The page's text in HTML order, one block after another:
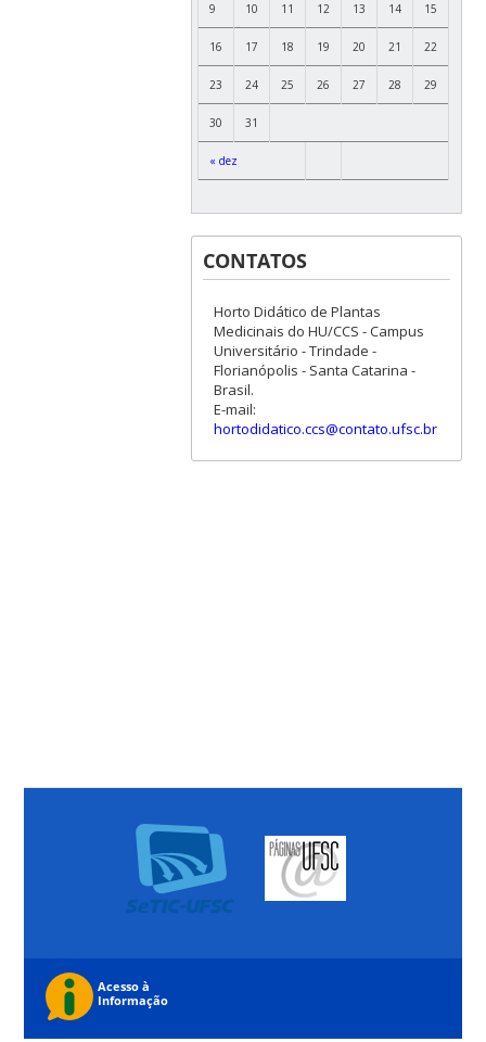
« dez
9 10 11 12 13 14 15
16 17 18 19 20 21 22
23 24 25 26 27 28 29
30 31
CONTATOS
Horto Didático de Plantas
Medicinais do HU/CCS - Campus
Universitário - Trindade -
Florianópolis - Santa Catarina -
Brasil.
E-mail:
hortodidatico.ccs@contato.ufsc.br